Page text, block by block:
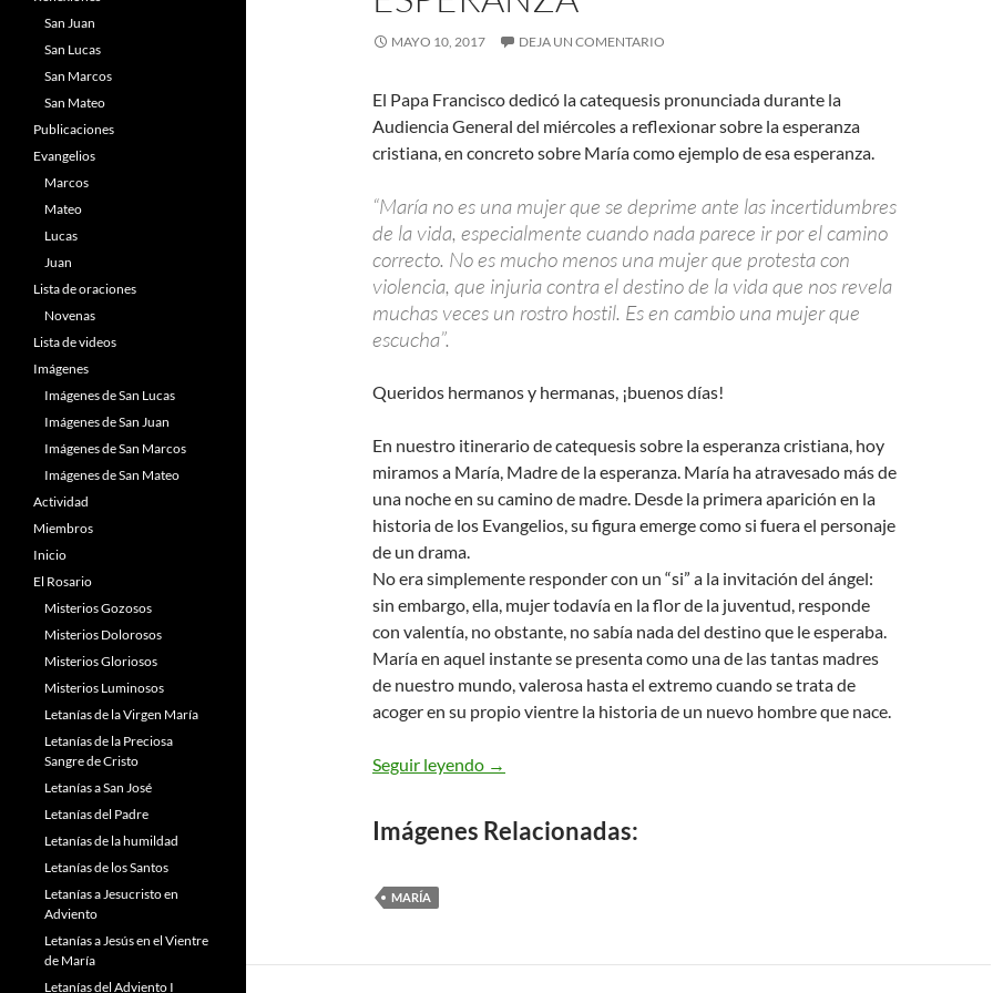
MAYO 10, 2017 DEJA UN COMENTARIO
El Papa Francisco dedicó la catequesis pronunciada durante la
Audiencia General del miércoles a reflexionar sobre la esperanza
cristiana, en concreto sobre María como ejemplo de esa esperanza.
“María no es una mujer que se deprime ante las incertidumbres
de la vida, especialmente cuando nada parece ir por el camino
correcto. No es mucho menos una mujer que protesta con
violencia, que injuria contra el destino de la vida que nos revela
muchas veces un rostro hostil. Es en cambio una mujer que
escucha”.
Queridos hermanos y hermanas, ¡buenos días!
En nuestro itinerario de catequesis sobre la esperanza cristiana, hoy
miramos a María, Madre de la esperanza. María ha atravesado más de
una noche en su camino de madre. Desde la primera aparición en la
historia de los Evangelios, su figura emerge como si fuera el personaje
de un drama.
No era simplemente responder con un “si” a la invitación del ángel:
sin embargo, ella, mujer todavía en la flor de la juventud, responde
con valentía, no obstante, no sabía nada del destino que le esperaba.
María en aquel instante se presenta como una de las tantas madres
de nuestro mundo, valerosa hasta el extremo cuando se trata de
acoger en su propio vientre la historia de un nuevo hombre que nace.
Seguir leyendo María ejemplo de esperanza
→
Imágenes Relacionadas:
MARÍA
San Juan
San Lucas
San Marcos
San Mateo
Publicaciones
Evangelios
Marcos
Mateo
Lucas
Juan
Lista de oraciones
Novenas
Lista de videos
Imágenes
Imágenes de San Lucas
Imágenes de San Juan
Imágenes de San Marcos
Imágenes de San Mateo
Actividad
Miembros
Inicio
El Rosario
Misterios Gozosos
Misterios Dolorosos
Misterios Gloriosos
Misterios Luminosos
Letanías de la Virgen María
Letanías de la Preciosa
Sangre de Cristo
Letanías a San José
Letanías del Padre
Letanías de la humildad
Letanías de los Santos
Letanías a Jesucristo en
Adviento
Letanías a Jesús en el Vientre
de María
Letanías del Adviento I